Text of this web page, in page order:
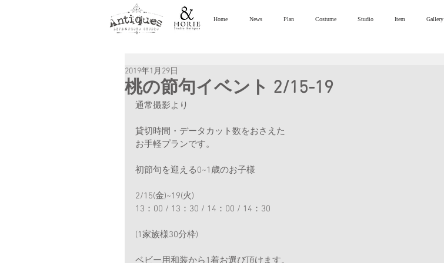
Home News Plan Costume Studio Item Gallery
桃の節句イベント 2/15-19
2019年1月29日
通常撮影より
貸切時間・データカット数をおさえた
お手軽プランです。
初節句を迎える0~1歳のお子様
2/15(金)~19(火)
13：00 / 13：30 / 14：00 / 14：30
(1家族様30分枠)
ベビー用和装から1着お選び頂けます。